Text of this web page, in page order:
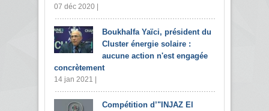
07 déc 2020 |
Boukhalfa Yaïci, président du
Cluster énergie solaire :
aucune action n'est engagée
concrètement
14 jan 2021 |
Compétition d’"INJAZ El